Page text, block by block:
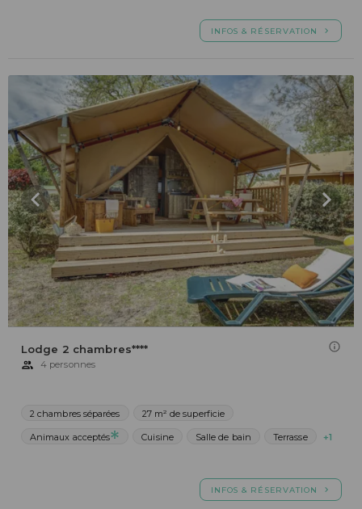
INFOS & RÉSERVATION
Lodge 2 chambres****
4 personnes
2 chambres séparées 27 m² de superficie
Animaux acceptés Cuisine Salle de bain Terrasse +1
INFOS & RÉSERVATION